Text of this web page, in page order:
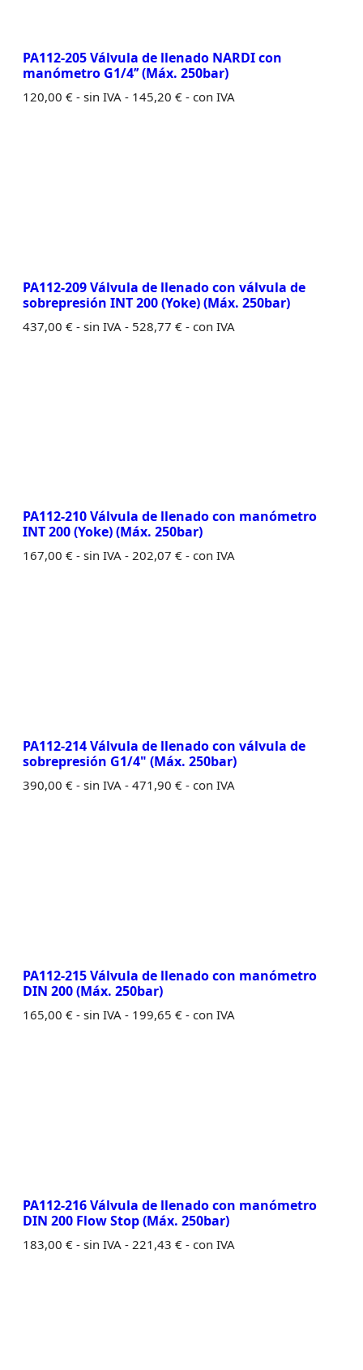
PA112-205 Válvula de llenado NARDI con
manómetro G1/4’’ (Máx. 250bar)
120,00 € - sin IVA - 145,20 € - con IVA
PA112-209 Válvula de llenado con válvula de
sobrepresión INT 200 (Yoke) (Máx. 250bar)
437,00 € - sin IVA - 528,77 € - con IVA
PA112-210 Válvula de llenado con manómetro
INT 200 (Yoke) (Máx. 250bar)
167,00 € - sin IVA - 202,07 € - con IVA
PA112-214 Válvula de llenado con válvula de
sobrepresión G1/4" (Máx. 250bar)
390,00 € - sin IVA - 471,90 € - con IVA
PA112-215 Válvula de llenado con manómetro
DIN 200 (Máx. 250bar)
165,00 € - sin IVA - 199,65 € - con IVA
PA112-216 Válvula de llenado con manómetro
DIN 200 Flow Stop (Máx. 250bar)
183,00 € - sin IVA - 221,43 € - con IVA